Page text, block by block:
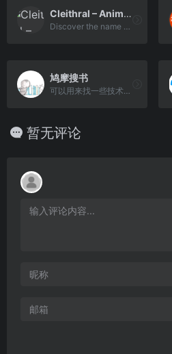
Cleithral – Anime Search by Image, GIF, or Video
Discover the name of any anime from a picture, video, or GIF with our advanced recognition tool. Quickly and accurately identify your favorite anime characters and scenes with ease. Try it now!
鸠摩搜书
可以用来找一些技术文档手册，很多在百度网盘里。
暂无评论